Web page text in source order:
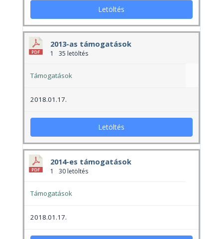
Letöltés
2013-as támogatások
1 35 letöltés
Támogatások
2018.01.17.
Letöltés
2014-es támogatások
1 30 letöltés
Támogatások
2018.01.17.